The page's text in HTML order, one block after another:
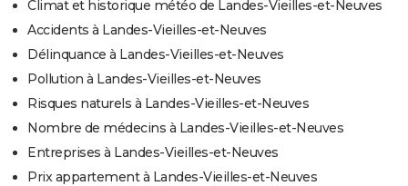
Climat et historique météo de Landes-Vieilles-et-Neuves
Accidents à Landes-Vieilles-et-Neuves
Délinquance à Landes-Vieilles-et-Neuves
Pollution à Landes-Vieilles-et-Neuves
Risques naturels à Landes-Vieilles-et-Neuves
Nombre de médecins à Landes-Vieilles-et-Neuves
Entreprises à Landes-Vieilles-et-Neuves
Prix appartement à Landes-Vieilles-et-Neuves